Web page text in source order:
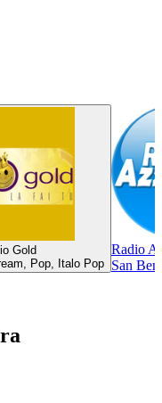
Gold
Pop, Italo Pop
Radio
San